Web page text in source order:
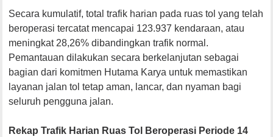
Secara kumulatif, total trafik harian pada ruas tol yang telah
beroperasi tercatat mencapai 123.937 kendaraan, atau
meningkat 28,26% dibandingkan trafik normal.
Pemantauan dilakukan secara berkelanjutan sebagai
bagian dari komitmen Hutama Karya untuk memastikan
layanan jalan tol tetap aman, lancar, dan nyaman bagi
seluruh pengguna jalan.
Rekap Trafik Harian Ruas Tol Beroperasi Periode 14